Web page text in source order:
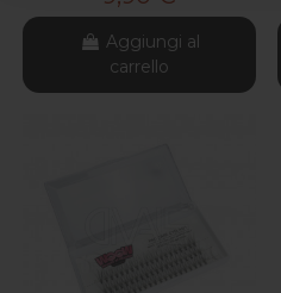
Aggiungi al
carrello